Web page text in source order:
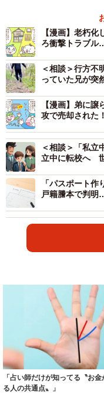
【漫画】老朽
ろ衝撃トラブル
＜相談＞行方不
っていた兄が突
【漫画】弟に
攻で売却された
＜相談＞「私立
立中に転校へ
「パスポート
戸籍謄本で判明
「占い師だけが知ってる〝お金
る人の共通点〟」